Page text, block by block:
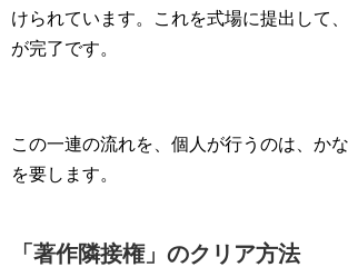
けられています。これを式場に提出して
が完了です。
この一連の流れを、個人が行うのは、か
を要します。
「著作隣接権」のクリア方法